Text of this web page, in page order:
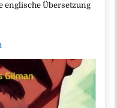
englische Übersetzung